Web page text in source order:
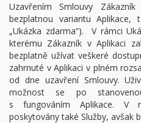
Uzavřením Smlouvy
bezplatnou variantu Aplikace,
„Ukázka zdarma“). V rámci
kterému Zákazník v Aplikaci
bezplatně užívat veškeré
zahrnuté v Aplikaci v plném
od dne uzavření Smlouvy.
možnost se po
s fungováním Aplikace. V
poskytovány také Služby, avšak